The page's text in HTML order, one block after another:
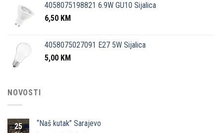
4058075198821 6.9W GU10 Sijalica
6,50 KM
4058075027091 E27 5W Sijalica
5,00 KM
NOVOSTI
25 “Naš kutak” Sarajevo